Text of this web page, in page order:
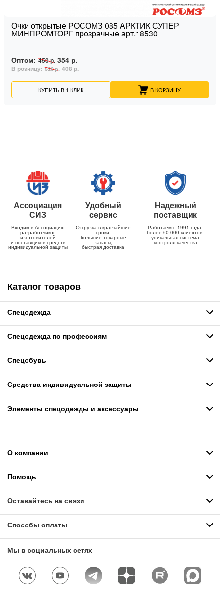
Очки открытые РОСОМЗ 085 АРКТИК СУПЕР
МИНПРОМТОРГ прозрачные арт.18530
Оптом: 450 р. 354 р.
В розницу: 528 р. 408 р.
КУПИТЬ В 1 КЛИК В КОРЗИНУ
Ассоциация
СИЗ
Входим в Ассоциацию
разработчиков
изготовителей
и поставщиков средств
индивидуальной защиты
Удобный
сервис
Отгрузка в кратчайшие
сроки,
большие товарные
запасы,
быстрая доставка
Надежный
поставщик
Работаем с 1991 года,
более 60 000 клиентов,
уникальная система
контроля качества
Каталог товаров
Спецодежда
Спецодежда по профессиям
Спецобувь
Средства индивидуальной защиты
Элементы спецодежды и аксессуары
О компании
Помощь
Оставайтесь на связи
Способы оплаты
Мы в социальных сетях